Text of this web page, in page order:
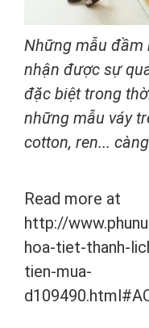
Những mẫu đầm
nhận được sự
đặc biệt trong
những mẫu váy
cotton, ren...
Read more at
http://
hoa-tiet-thanh-
tien-mua-